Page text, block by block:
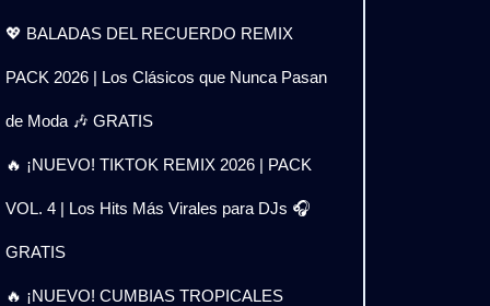
💖 BALADAS DEL RECUERDO REMIX
PACK 2026 | Los Clásicos que Nunca Pasan
de Moda 🎶 GRATIS
🔥 ¡NUEVO! TIKTOK REMIX 2026 | PACK
VOL. 4 | Los Hits Más Virales para DJs 🎧
GRATIS
🔥 ¡NUEVO! CUMBIAS TROPICALES